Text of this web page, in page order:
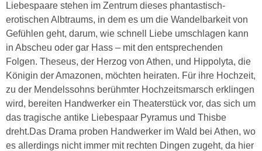
Liebespaare stehen im Zentrum dieses phantastisch-
erotischen Albtraums, in dem es um die Wandelbarkeit von
Gefühlen geht, darum, wie schnell Liebe umschlagen kann
in Abscheu oder gar Hass – mit den entsprechenden
Folgen. Theseus, der Herzog von Athen, und Hippolyta, die
Königin der Amazonen, möchten heiraten. Für ihre Hochzeit,
zu der Mendelssohns berühmter Hochzeitsmarsch erklingen
wird, bereiten Handwerker ein Theaterstück vor, das sich um
das tragische antike Liebespaar Pyramus und Thisbe
dreht.Das Drama proben Handwerker im Wald bei Athen, wo
es allerdings nicht immer mit rechten Dingen zugeht, da hier